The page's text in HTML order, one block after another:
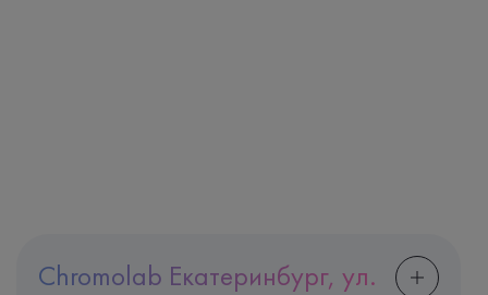
Chromolab Екатеринбург, ул.